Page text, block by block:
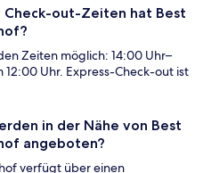
Check-out-Zeiten hat Best
Zeiten möglich: 14:00 Uhr–
Uhr. Express-Check-out ist
in der Nähe von Best
angeboten?
verfügt über einen